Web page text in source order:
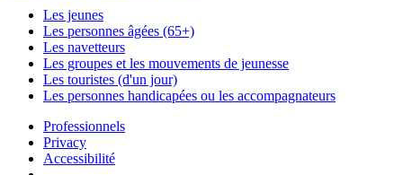
Les jeunes
Les personnes âgées (65+)
Les navetteurs
Les groupes et les mouvements de jeunesse
Les touristes (d'un jour)
Les personnes handicapées ou les accompagnateurs
Professionnels
Privacy
Accessibilité